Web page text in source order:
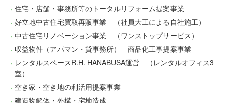
住宅・店舗・事務所等のトータルリフォーム提案事業
好立地中古住宅買取再販事業 （社員大工による自社施工）
中古住宅リノベーション事業 （ワンストップサービス）
収益物件（アパマン・貸事務所） 商品化工事提案事業
レンタルスペースR.H. HANABUSA運営 （レンタルオフィス3
室）
空き家・空き地の利活用提案事業
建造物解体・外構・宅地造成